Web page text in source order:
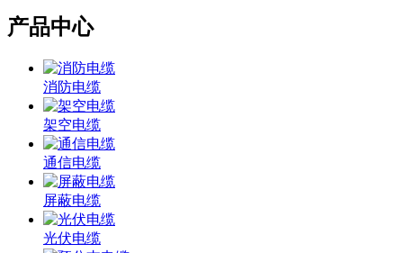
产品中心
消防电缆
架空电缆
通信电缆
屏蔽电缆
光伏电缆